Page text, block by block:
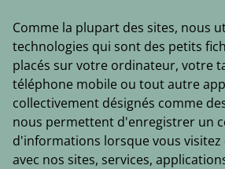
Comme la plupart des sites, nous
technologies qui sont des petits
placés sur votre ordinateur, votre
téléphone mobile ou tout autre
collectivement désignés comme
nous permettent d'enregistrer un
d'informations lorsque vous visitez
avec nos sites, services,